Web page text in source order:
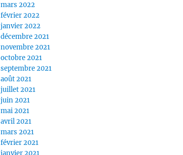
mars 2022
février 2022
janvier 2022
décembre 2021
novembre 2021
octobre 2021
septembre 2021
août 2021
juillet 2021
juin 2021
mai 2021
avril 2021
mars 2021
février 2021